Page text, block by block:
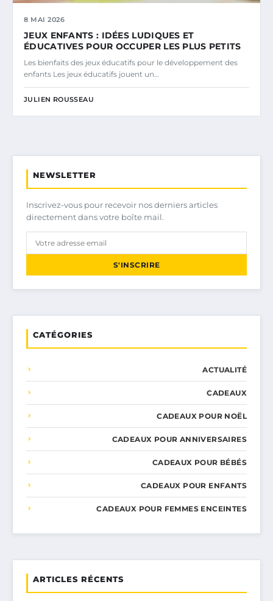
8 MAI 2026
JEUX ENFANTS : IDÉES LUDIQUES ET
ÉDUCATIVES POUR OCCUPER LES PLUS PETITS
Les bienfaits des jeux éducatifs pour le développement des
enfants Les jeux éducatifs jouent un…
JULIEN ROUSSEAU
NEWSLETTER
Inscrivez-vous pour recevoir nos derniers articles
directement dans votre boîte mail.
S'INSCRIRE
CATÉGORIES
ACTUALITÉ
CADEAUX
CADEAUX POUR NOËL
CADEAUX POUR ANNIVERSAIRES
CADEAUX POUR BÉBÉS
CADEAUX POUR ENFANTS
CADEAUX POUR FEMMES ENCEINTES
ARTICLES RÉCENTS